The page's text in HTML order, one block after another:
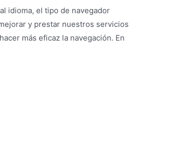
idioma, el tipo de navegador
y prestar nuestros servicios
más eficaz la navegación. En